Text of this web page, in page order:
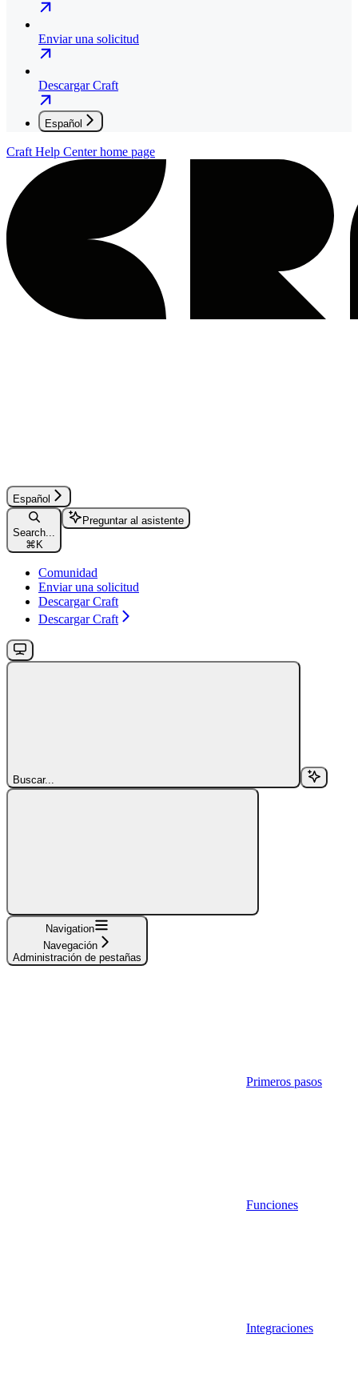
Enviar una solicitud
Descargar Craft
Español
Craft Help Centerhome page
Español
Search...
⌘K
Preguntar al asistente
Comunidad
Enviar una solicitud
Descargar Craft
Descargar Craft
Buscar...
Navigation
Navegación
Administración de pestañas
Primeros pasos
Funciones
Integraciones